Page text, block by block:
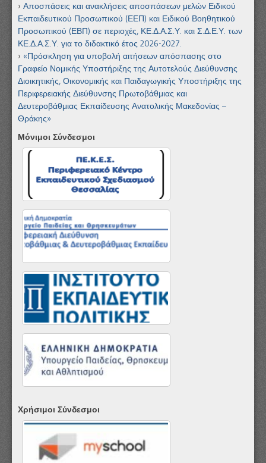
Αποσπάσεις και ανακλήσεις αποσπάσεων μελών Ειδικού
Εκπαιδευτικού Προσωπικού (ΕΕΠ) και Ειδικού Βοηθητικού
Προσωπικού (ΕΒΠ) σε περιοχές, ΚΕ.Δ.Α.Σ.Υ. και Σ.Δ.Ε.Υ. των
ΚΕ.Δ.Α.Σ.Υ. για το διδακτικό έτος 2026-2027.
«Πρόσκληση για υποβολή αιτήσεων απόσπασης στο
Γραφείο Νομικής Υποστήριξης της Αυτοτελούς Διεύθυνσης
Διοικητικής, Οικονομικής και Παιδαγωγικής Υποστήριξης της
Περιφερειακής Διεύθυνσης Πρωτοβάθμιας και
Δευτεροβάθμιας Εκπαίδευσης Ανατολικής Μακεδονίας –
Θράκης»
Μόνιμοι Σύνδεσμοι
Χρήσιμοι Σύνδεσμοι